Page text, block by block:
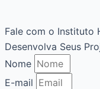
Fale com o Instituto
Desenvolva Seus
Nome
E-mail